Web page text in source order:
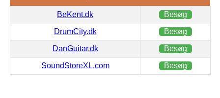
BeKent.dk Besøg
DrumCity.dk Besøg
DanGuitar.dk Besøg
SoundStoreXL.com Besøg